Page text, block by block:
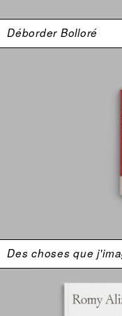
Déborder Bolloré
Des choses que